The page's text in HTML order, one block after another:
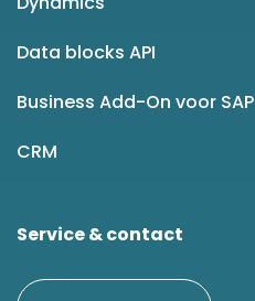
Data blocks API
Business Add-On voor SAP
CRM
Service & contact